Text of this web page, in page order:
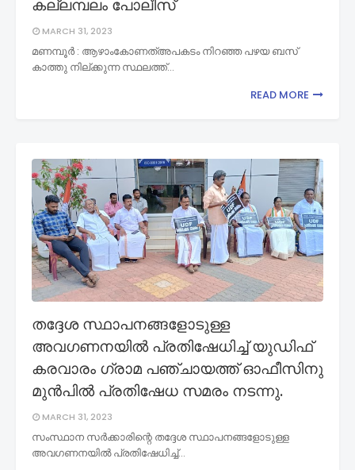
കല്ലമ്പലം പോലീസ്
MARCH 31, 2023
മണമ്പൂർ : ആഴാംകോണത്അപകടം നിറഞ്ഞ പഴയ ബസ്
കാത്തു നില്ക്കുന്ന സ്ഥലത്ത്…
READ MORE
തദ്ദേശ സ്ഥാപനങ്ങളോടുള്ള
അവഗണനയിൽ പ്രതിഷേധിച്ച് യുഡിഫ്
കരവാരം ഗ്രാമ പഞ്ചായത്ത്‌ ഓഫീസിനു
മുൻപിൽ പ്രതിഷേധ സമരം നടന്നു.
MARCH 31, 2023
സംസ്ഥാന സർക്കാരിന്റെ തദ്ദേശ സ്ഥാപനങ്ങളോടുള്ള
അവഗണനയിൽ പ്രതിഷേധിച്ച്…